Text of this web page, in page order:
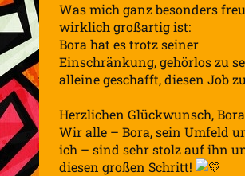
Was mich ganz besonders
wirklich großartig ist:
Bora hat es trotz seiner
Einschränkung, gehörlos zu
alleine geschafft, diesen Job
Herzlichen Glückwunsch, Bora
Wir alle – Bora, sein Umfeld
ich – sind sehr stolz auf ihn
diesen großen Schritt!